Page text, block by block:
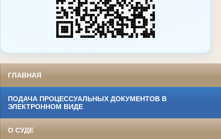
ГЛАВНАЯ
ПОДАЧА ПРОЦЕССУАЛЬНЫХ ДОКУМЕНТОВ В
ЭЛЕКТРОННОМ ВИДЕ
О СУДЕ